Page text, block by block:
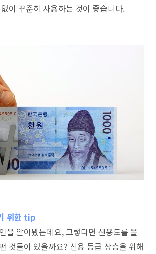
이 꾸준히 사용하는 것이 좋습니다.
위한 tip
을 알아봤는데요, 그렇다면 신용도를 올
것들이 있을까요? 신용 등급 상승을 위해